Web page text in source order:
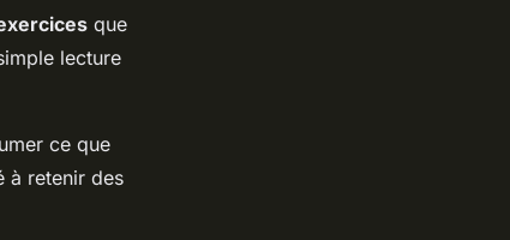
que
lecture
ce que
à retenir des